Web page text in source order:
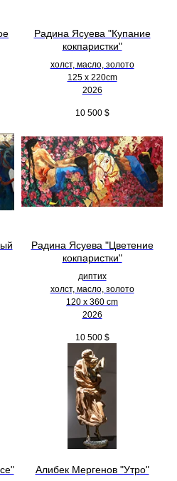
Радина Ясуева "Купание
кокпаристки"
холст, масло, золото
125 х 220cm
2026
10 500 $
Радина Ясуева "Цветение
кокпаристки"
диптих
холст, масло, золото
120 х 360 cm
2026
10 500 $
Алибек Мергенов "Утро"